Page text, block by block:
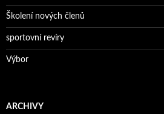
Školení nových členů
sportovní revíry
Výbor
ARCHIVY